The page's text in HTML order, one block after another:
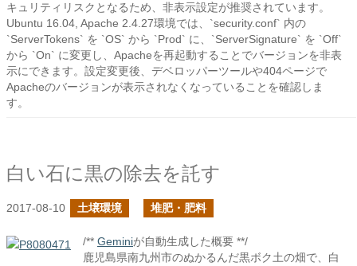
キュリティリスクとなるため、非表示設定が推奨されています。
Ubuntu 16.04, Apache 2.4.27環境では、`security.conf` 内の
`ServerTokens` を `OS` から `Prod` に、`ServerSignature` を `Off`
から `On` に変更し、Apacheを再起動することでバージョンを非表
示にできます。設定変更後、デベロッパーツールや404ページで
Apacheのバージョンが表示されなくなっていることを確認しま
す。
白い石に黒の除去を託す
2017-08-10 土壌環境 堆肥・肥料
/** Geminiが自動生成した概要 **/
鹿児島県南九州市のぬかるんだ黒ボク土の畑で、白